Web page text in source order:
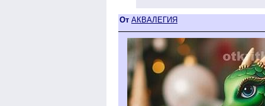
От АКВАЛЕГИЯ